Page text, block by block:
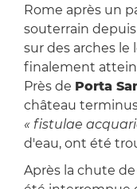
Rome après un
souterrain depuis
sur des arches le
finalement
Près de Porta
château
« fistulae
d'eau, ont été
Après la chute